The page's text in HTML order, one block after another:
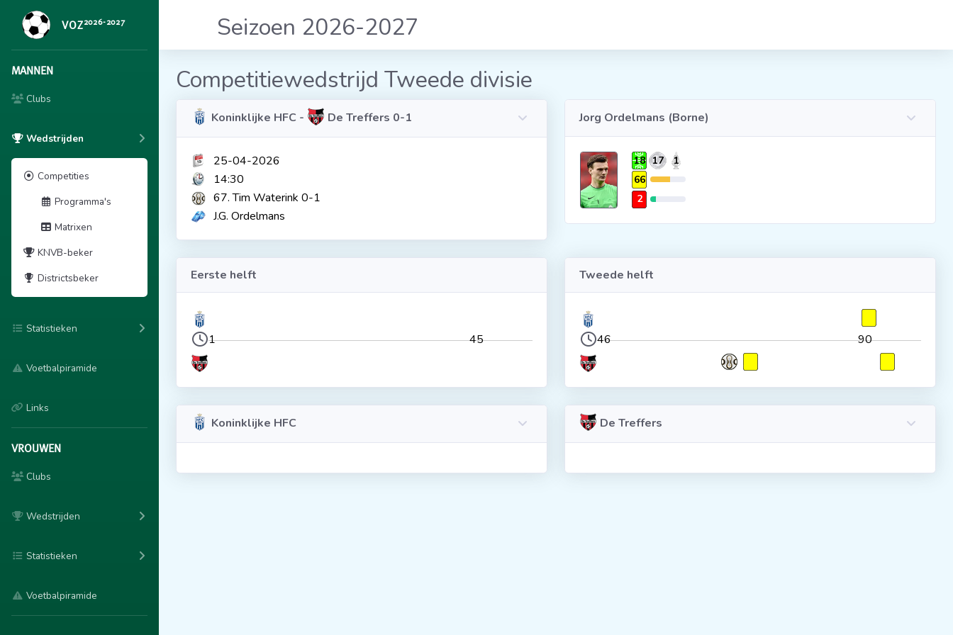
VOZ2026-2027
MANNEN
Clubs
Wedstrijden
Competities
Programma's
Matrixen
KNVB-beker
Districtsbeker
Statistieken
Voetbalpiramide
Links
VROUWEN
Clubs
Wedstrijden
Statistieken
Voetbalpiramide
Seizoen 2026-2027
Competitiewedstrijd Tweede divisie
Koninklijke HFC - De Treffers 0-1
25-04-2026
14:30
67. Tim Waterink 0-1
J.G. Ordelmans
Jorg Ordelmans (Borne)
18 17
1
66
2
Eerste helft
1 45
Tweede helft
46 90
Koninklijke HFC De Treffers